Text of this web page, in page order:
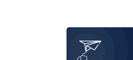
